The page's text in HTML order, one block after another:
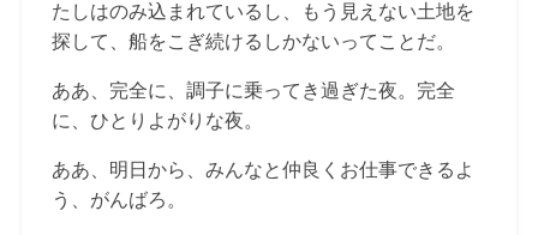
たしはのみ込まれているし、もう見えない土地を
探して、船をこぎ続けるしかないってことだ。
ああ、完全に、調子に乗ってき過ぎた夜。完全
に、ひとりよがりな夜。
ああ、明日から、みんなと仲良くお仕事できるよ
う、がんばろ。